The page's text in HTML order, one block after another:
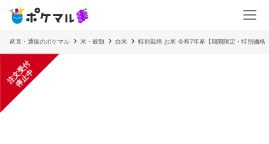
産直・通販のポケマル 米・穀類 白米 特別栽培 お米 令和7年産【期間限定・特別価格
注
文
受
付
停
止
中